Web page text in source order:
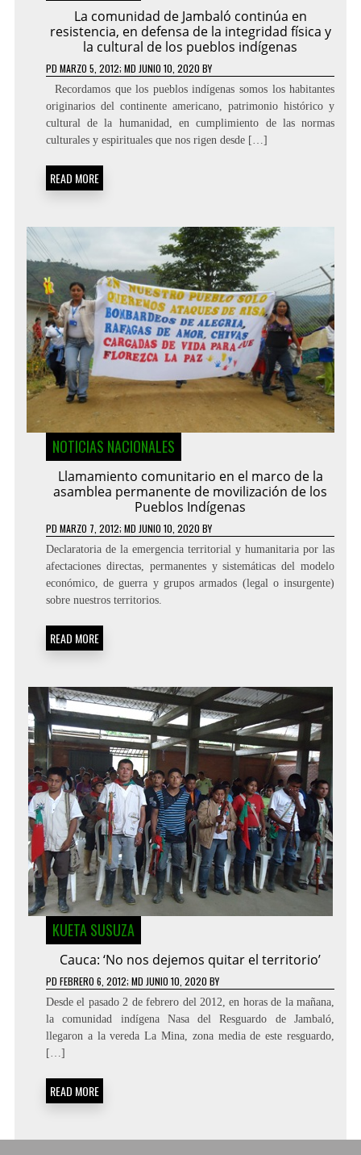
La comunidad de Jambaló continúa en
resistencia, en defensa de la integridad física y
la cultural de los pueblos indígenas
PD MARZO 5, 2012; MD JUNIO 10, 2020 BY
Recordamos que los pueblos indígenas somos los habitantes
originarios del continente americano, patrimonio histórico y
cultural de la humanidad, en cumplimiento de las normas
culturales y espirituales que nos rigen desde […]
READ MORE
NOTICIAS NACIONALES
Llamamiento comunitario en el marco de la
asamblea permanente de movilización de los
Pueblos Indígenas
PD MARZO 7, 2012; MD JUNIO 10, 2020 BY
Declaratoria de la emergencia territorial y humanitaria por las
afectaciones directas, permanentes y sistemáticas del modelo
económico, de guerra y grupos armados (legal o insurgente)
sobre nuestros territorios.
READ MORE
KUETA SUSUZA
Cauca: ‘No nos dejemos quitar el territorio’
PD FEBRERO 6, 2012; MD JUNIO 10, 2020 BY
Desde el pasado 2 de febrero del 2012, en horas de la mañana,
la comunidad indígena Nasa del Resguardo de Jambaló,
llegaron a la vereda La Mina, zona media de este resguardo,
[…]
READ MORE